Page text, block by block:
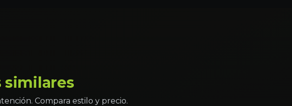
similares
Compara estilo y precio.